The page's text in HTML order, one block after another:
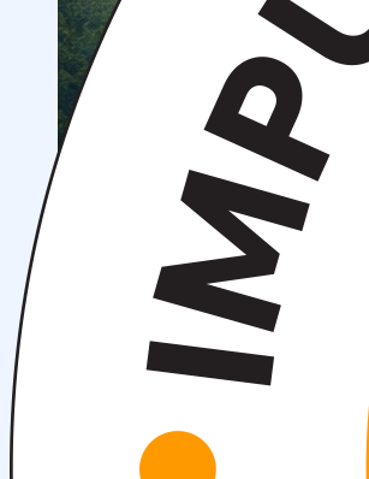
Научные конференции
Студенческое научное общество